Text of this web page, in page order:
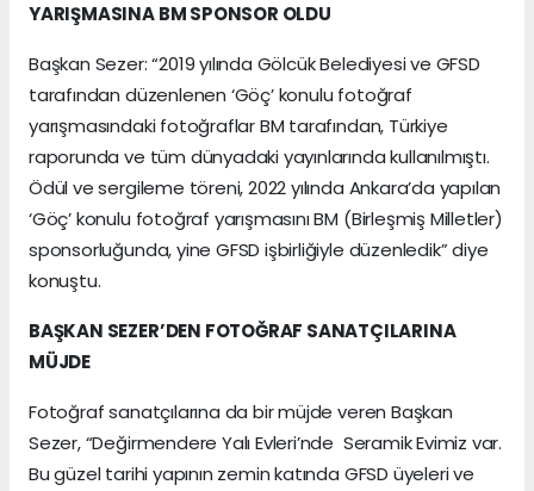
YARIŞMASINA BM SPONSOR OLDU
Başkan Sezer: “2019 yılında Gölcük Belediyesi ve GFSD
tarafından düzenlenen ‘Göç’ konulu fotoğraf
yarışmasındaki fotoğraflar BM tarafından, Türkiye
raporunda ve tüm dünyadaki yayınlarında kullanılmıştı.
Ödül ve sergileme töreni, 2022 yılında Ankara’da yapılan
‘Göç’ konulu fotoğraf yarışmasını BM (Birleşmiş Milletler)
sponsorluğunda, yine GFSD işbirliğiyle düzenledik” diye
konuştu.
BAŞKAN SEZER’DEN FOTOĞRAF SANATÇILARINA
MÜJDE
Fotoğraf sanatçılarına da bir müjde veren Başkan
Sezer, “Değirmendere Yalı Evleri’nde Seramik Evimiz var.
Bu güzel tarihi yapının zemin katında GFSD üyeleri ve